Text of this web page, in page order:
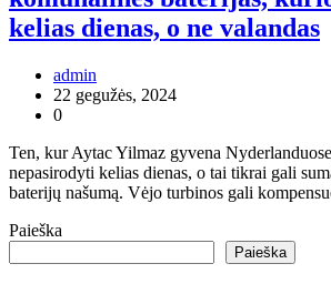
kelias dienas, o ne valandas
admin
22 gegužės, 2024
0
Ten, kur Aytac Yilmaz gyvena
nepasirodyti kelias dienas, o tai tikrai gali
baterijų našumą. Vėjo turbinos gali
Paieška
Paieška